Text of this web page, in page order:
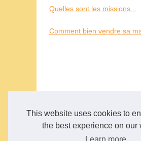
This website uses cookies to
the best experience on our
Quelles sont les missions...
Comment bien vendre sa